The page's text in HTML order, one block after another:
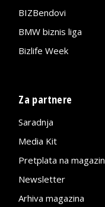
BIZBendovi
BMW biznis liga
Bizlife Week
Za partnere
Saradnja
Media Kit
Pretplata na magazin
Newsletter
Arhiva magazina